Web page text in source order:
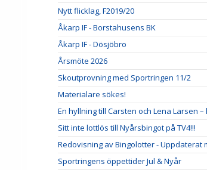
Nytt flicklag, F2019/20
Åkarp IF - Borstahusens BK
Åkarp IF - Dösjöbro
Årsmöte 2026
Skoutprovning med Sportringen 11/2
Materialare sökes!
En hyllning till Carsten och Lena Larsen
Sitt inte lottlös till Nyårsbingot på TV4!!!
Redovisning av Bingolotter - Uppdaterat
Sportringens öppettider Jul & Nyår